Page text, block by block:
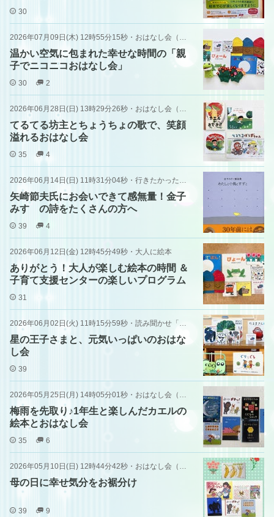
30
2026年07月09日(木) 12時55分15秒 ・ おはなし会（その他）
温かい空気に包まれた幸せな時間の「親
子でニコニコおはなし会」
30 2
2026年06月28日(日) 13時29分26秒 ・ おはなし会（書店）
てるてる坊主とちょうちょの歌で、笑顔
溢れるおはなし会
35 4
2026年06月14日(日) 11時31分04秒 ・ 行きたかったところ
矢崎節夫氏にお会いできて感無量！金子
みすゞの詩をたくさんの方へ
39 4
2026年06月12日(金) 12時45分49秒 ・ 大人に絵本
ありがとう！大人が楽しむ絵本の時間 ＆
子育て支援センターの楽しいプログラム
31
2026年06月02日(火) 11時15分59秒 ・ 読み聞かせ「ＮＰＯ日本朗読文化協会」
星の王子さまと、元気いっぱいのおはな
し会
39
2026年05月25日(月) 14時05分01秒 ・ おはなし会（書店）
梅雨を先取り♪1年生と楽しんだカエルの
絵本とおはなし会
35 6
2026年05月10日(日) 12時44分42秒 ・ おはなし会（書店）
母の日に幸せ気分をお裾分け
39 9